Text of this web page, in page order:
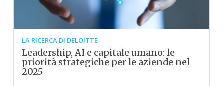
LA RICERCA DI DELOITTE
Leadership, AI e capitale umano: le
priorità strategiche per le aziende nel
2025